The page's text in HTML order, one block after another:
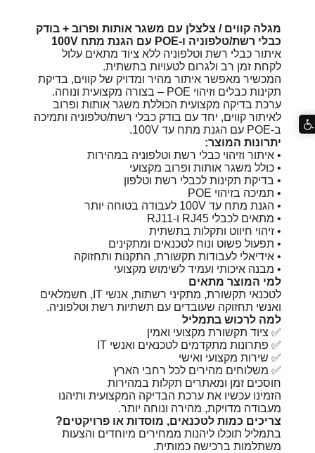
מגלה קווים / צלצלן עם משגר אותות ופרוב + בודק
כבלי רשת/טלפוניה ו-POE עם הגנת מתח ‎100V
איתור כבלי רשת וטלפוניה ללא ציוד מתאים עלול
לקחת זמן רב ולגרום לטעויות בתשתית.
המכשיר מאפשר איתור מהיר ומדויק של קווים, בדיקת
תקינות כבלים וזיהוי POE – בצורה מקצועית ונוחה.
ערכת בדיקה מקצועית הכוללת משגר אותות ופרוב
לאיתור קווים, יחד עם בודק כבלי רשת/טלפוניה ותמיכה
ב-POE עם הגנת מתח עד ‎100V.
יתרונות המוצר:
• איתור וזיהוי כבלי רשת וטלפוניה במהירות
• כולל משגר אותות ופרוב מקצועי
• בדיקת תקינות לכבלי רשת וטלפון
• תמיכה בזיהוי POE
• הגנת מתח עד ‎100V לעבודה בטוחה יותר
• מתאים לכבלי RJ45 ו-RJ11
• זיהוי חיווט ותקלות בתשתית
• תפעול פשוט ונוח לטכנאים ומתקינים
• אידיאלי לעבודות תקשורת, התקנות ותחזוקה
• מבנה איכותי ועמיד לשימוש מקצועי
למי המוצר מתאים
לטכנאי תקשורת, מתקיני רשתות, אנשי IT, חשמלאים
ואנשי תחזוקה שעובדים עם תשתיות רשת וטלפוניה.
למה לרכוש בתמליל
✅ ציוד תקשורת מקצועי ואמין
✅ פתרונות מתקדמים לטכנאים ואנשי IT
✅ שירות מקצועי ואישי
✅ משלוחים מהירים לכל רחבי הארץ
חוסכים זמן ומאתרים תקלות במהירות
הזמינו עכשיו את ערכת הבדיקה המקצועית ותיהנו
מעבודה מדויקת, מהירה ונוחה יותר.
צריכים כמות לטכנאים, מוסדות או פרויקטים?
בתמליל תוכלו ליהנות ממחירים מיוחדים והצעות
משתלמות ברכישה כמותית.